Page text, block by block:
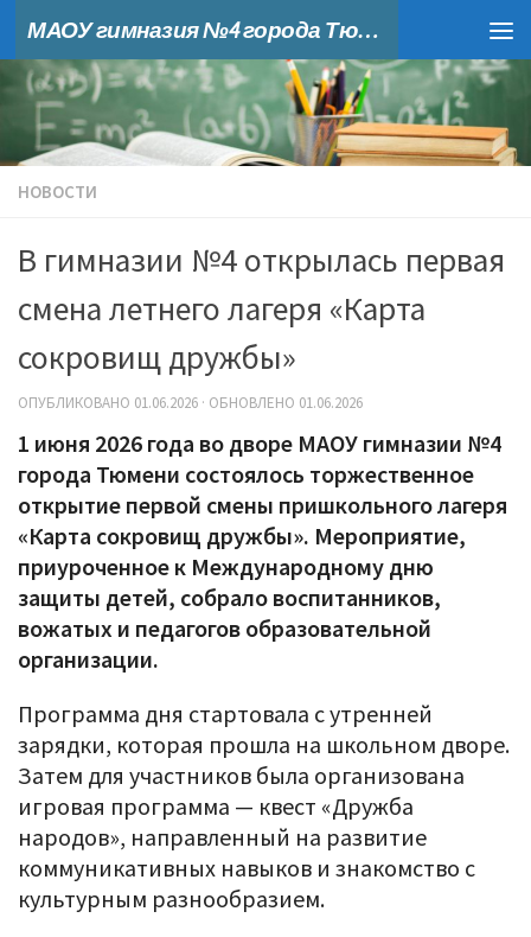
Skip to content МАОУ гимназия №4 города Тюмени
НОВОСТИ
В гимназии №4 открылась первая
смена летнего лагеря «Карта
сокровищ дружбы»
ОПУБЛИКОВАНО 01.06.2026 · ОБНОВЛЕНО 01.06.2026
1 июня 2026 года во дворе МАОУ гимназии №4
города Тюмени состоялось торжественное
открытие первой смены пришкольного лагеря
«Карта сокровищ дружбы». Мероприятие,
приуроченное к Международному дню
защиты детей, собрало воспитанников,
вожатых и педагогов образовательной
организации.
Программа дня стартовала с утренней
зарядки, которая прошла на школьном дворе.
Затем для участников была организована
игровая программа — квест «Дружба
народов», направленный на развитие
коммуникативных навыков и знакомство с
культурным разнообразием.